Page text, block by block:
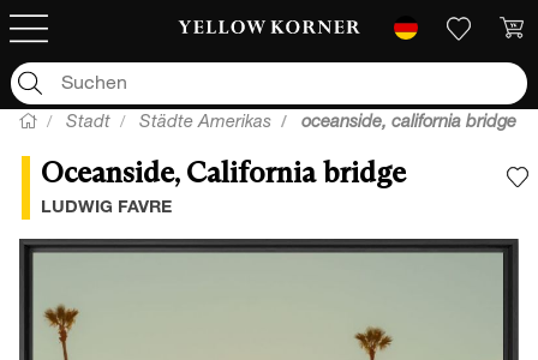
Stadt Städte Amerikas oceanside, california bridge
Oceanside, California bridge
LUDWIG FAVRE